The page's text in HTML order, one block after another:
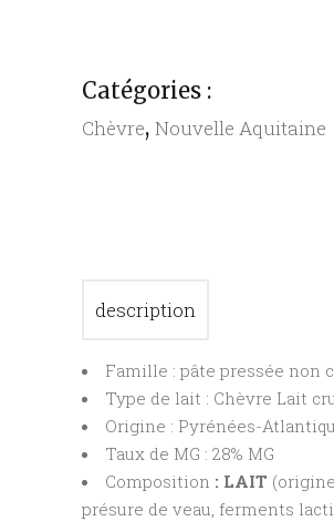
quantity
Catégories :
Chèvre, Nouvelle Aquitaine
description
Famille : pâte pressée non
Type de lait : Chèvre Lait cru
Origine : Pyrénées-
Taux de MG : 28% MG
Composition : LAIT
présure de veau, ferments